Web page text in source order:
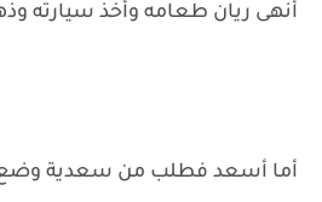
أنهى ريان طعامه وأخذ سيارته
أما أسعد فطلب من سعدية وضع